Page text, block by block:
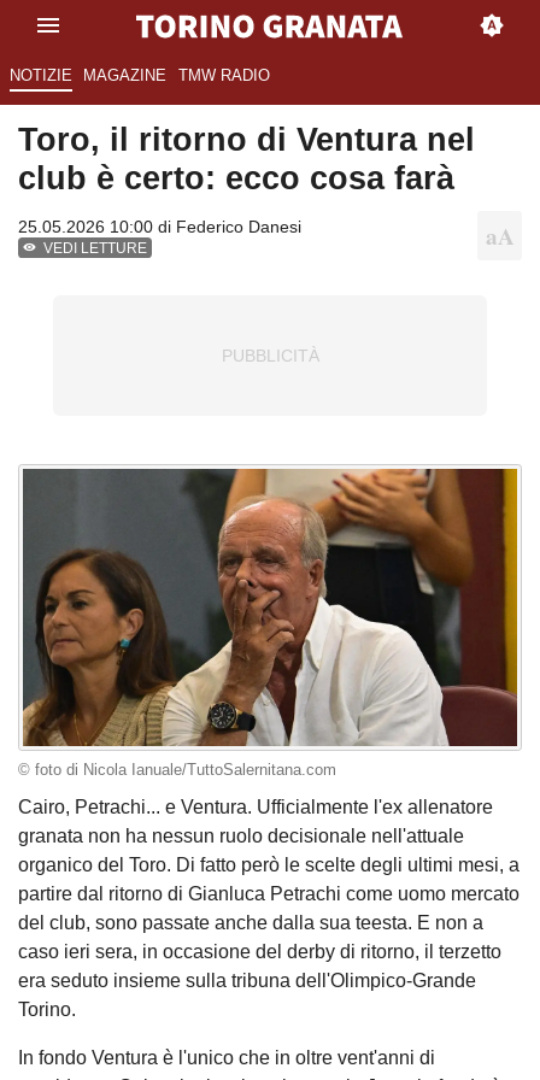
NOTIZIE MAGAZINE TMW RADIO
Toro, il ritorno di Ventura nel
club è certo: ecco cosa farà
25.05.2026 10:00 di Federico Danesi
VEDI LETTURE
© foto di Nicola Ianuale/TuttoSalernitana.com
Cairo, Petrachi... e Ventura. Ufficialmente l'ex allenatore
granata non ha nessun ruolo decisionale nell'attuale
organico del Toro. Di fatto però le scelte degli ultimi mesi, a
partire dal ritorno di Gianluca Petrachi come uomo mercato
del club, sono passate anche dalla sua teesta. E non a
caso ieri sera, in occasione del derby di ritorno, il terzetto
era seduto insieme sulla tribuna dell'Olimpico-Grande
Torino.
In fondo Ventura è l'unico che in oltre vent'anni di